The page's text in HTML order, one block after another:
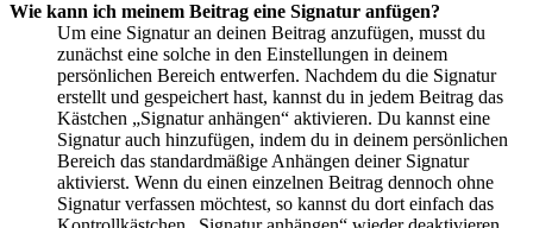
Wie kann ich meinem Beitrag eine Signatur anfügen?
Um eine Signatur an deinen Beitrag anzufügen, musst du
zunächst eine solche in den Einstellungen in deinem
persönlichen Bereich entwerfen. Nachdem du die Signatur
erstellt und gespeichert hast, kannst du in jedem Beitrag das
Kästchen „Signatur anhängen“ aktivieren. Du kannst eine
Signatur auch hinzufügen, indem du in deinem persönlichen
Bereich das standardmäßige Anhängen deiner Signatur
aktivierst. Wenn du einen einzelnen Beitrag dennoch ohne
Signatur verfassen möchtest, so kannst du dort einfach das